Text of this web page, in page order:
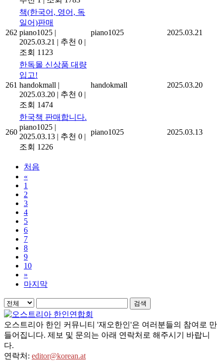
262
책(한국어, 영어, 독
일어)판매
piano1025 |
2025.03.21 | 추천 0 |
조회 1123
piano1025 2025.03.21
261
한독몰 신상품 대량
입고!
handokmall |
2025.03.20 | 추천 0 |
조회 1474
handokmall 2025.03.20
260
한국책 판매합니다.
piano1025 |
2025.03.13 | 추천 0 |
조회 1226
piano1025 2025.03.13
처음
«
1
2
3
4
5
6
7
8
9
10
»
마지막
검색
오스트리아 한인 커뮤니티 '재오한인'은 여러분들의 참여로 만
들어집니다. 제보 및 문의는 아래 연락처로 해주시기 바랍니
다.
연락처: editor@korean.at